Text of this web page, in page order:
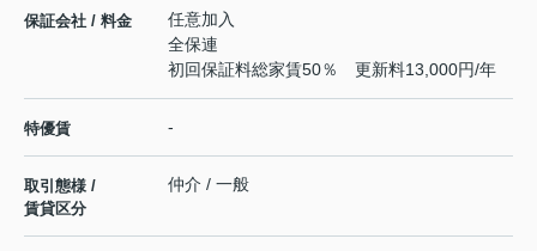
保証会社 / 料金
任意加入
全保連
初回保証料総家賃50％ 更新料13,000円/年
特優賃 -
取引態様 /
賃貸区分
仲介 / 一般